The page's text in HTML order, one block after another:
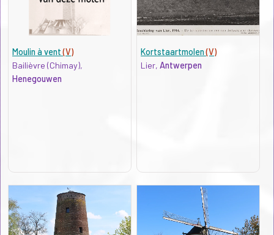
Moulin à vent(V)
Bailièvre (Chimay),
Henegouwen
Kortstaartmolen(V)
Lier,Antwerpen